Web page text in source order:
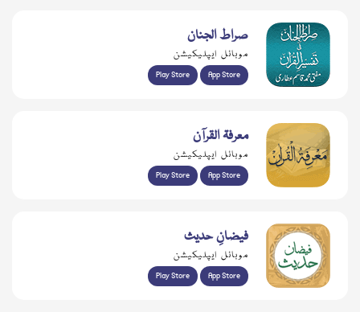
صراط الجنان
موبائل ایپلیکیشن
Play Store App Store
معرفۃ القرآن
موبائل ایپلیکیشن
Play Store App Store
فیضانِ حدیث
موبائل ایپلیکیشن
Play Store App Store